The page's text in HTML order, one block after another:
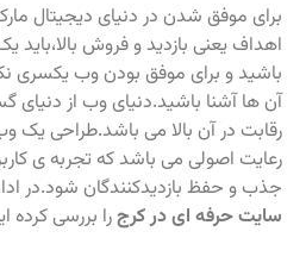
برای موفق شدن در دنیای دیجیتال
اهداف یعنی بازدید و فروش
باشید و برای موفق بودن وب یکسری
آن ها آشنا باشید.دنیای وب از دنیای
رقابت در آن بالا می باشد.طراحی یک
رعایت اصولی می باشد که تجربه‌ ی
جذب و حفظ بازدیدکنندگان شود.در
سایت حرفه ای در کرجرا بررسی کرده